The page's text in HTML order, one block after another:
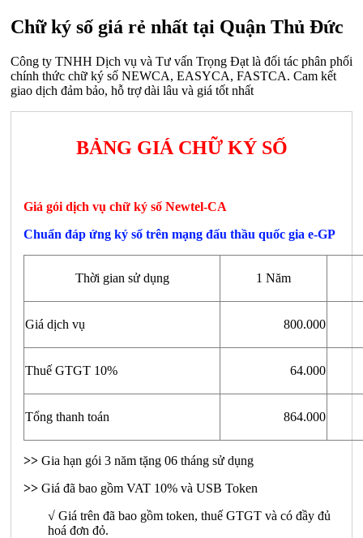
Chữ ký số giá rẻ nhất tại Quận Thủ Đức
Công ty TNHH Dịch vụ và Tư vấn Trọng Đạt là đối tác phân phối
chính thức chữ ký số NEWCA, EASYCA, FASTCA. Cam kết
giao dịch đảm bảo, hỗ trợ dài lâu và giá tốt nhất
BẢNG GIÁ CHỮ KÝ SỐ
Giá gói dịch vụ chữ ký số Newtel-CA
Chuẩn đáp ứng ký số trên mạng đấu thầu quốc gia e-GP
Thời gian sử dụng 1 Năm
Giá dịch vụ 800.000
Thuế GTGT 10% 64.000
Tổng thanh toán 864.000
>> Gia hạn gói 3 năm tặng 06 tháng sử dụng
>> Giá đã bao gồm VAT 10% và USB Token
√ Giá trên đã bao gồm token, thuế GTGT và có đầy đủ
hoá đơn đỏ.